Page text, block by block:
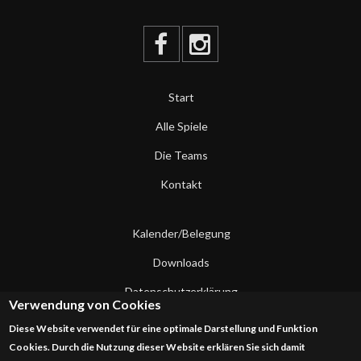
Start
Alle Spiele
Die Teams
Kontakt
Kalender/Belegung
Downloads
Datenschutzerklärung
Kontakt
Verwendung von Cookies
Diese Website verwendet für eine optimale Darstellung und Funktion
Cookies. Durch die Nutzung dieser Website erklären Sie sich damit